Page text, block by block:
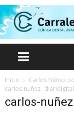
Inicio
Carlos Núñez
carlos-nuñez--diaridigital
carlos-